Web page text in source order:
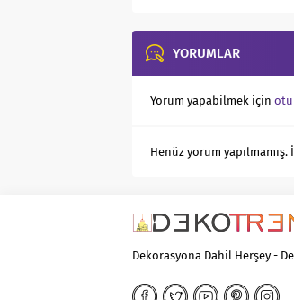
YORUMLAR
Yorum yapabilmek için
Henüz yorum
Dekorasyona Dahil Herşey -